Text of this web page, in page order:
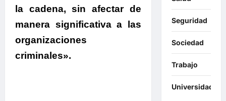
la cadena, sin afectar de
manera significativa a las
organizaciones
criminales».
Seguridad
Sociedad
Trabajo
Universidades